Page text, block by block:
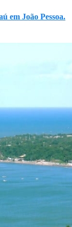
em João Pessoa.